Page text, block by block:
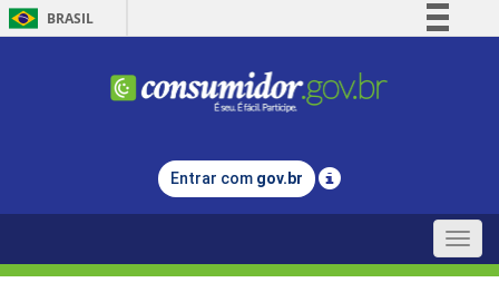
BRASIL
Comunica BR
Legislação
Entrar com gov.br
Toggle